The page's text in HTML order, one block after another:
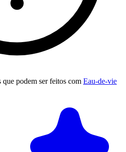
podem ser feitos com Eau-de-vie